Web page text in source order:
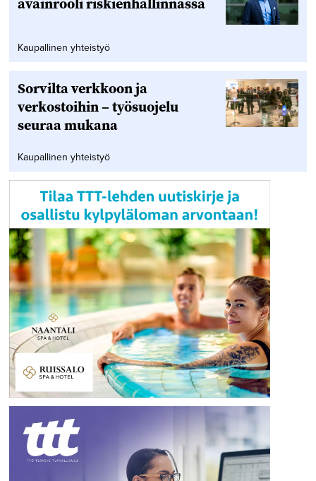
Kaupallinen yhteistyö
Sorvilta verkkoon ja
verkostoihin – työsuojelu
seuraa mukana
Kaupallinen yhteistyö